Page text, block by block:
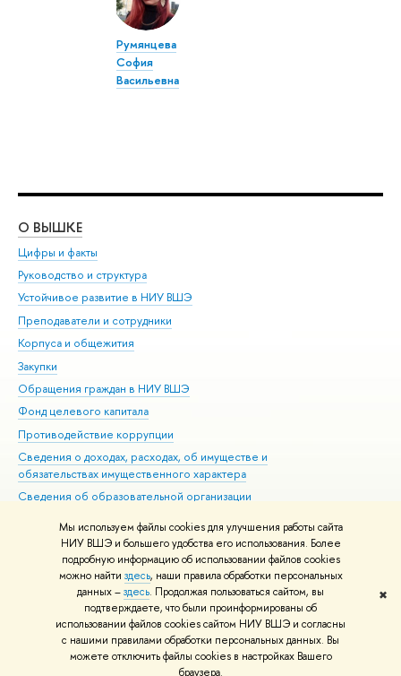
Мы используем файлы cookies для улучшения работы сайта
НИУ ВШЭ и большего удобства его использования. Более
подробную информацию об использовании файлов cookies
можно найти здесь, наши правила обработки персональных
данных –здесь. Продолжая пользоваться сайтом, вы
подтверждаете, что были проинформированы об
использовании файлов cookies сайтом НИУ ВШЭ и согласны
с нашими правилами обработки персональных данных. Вы
можете отключить файлы cookies в настройках Вашего
браузера.
✖
Румянцева
София
Васильевна
О ВЫШКЕ
Цифры и факты
Руководство и структура
Устойчивое развитие в НИУ ВШЭ
Преподаватели и сотрудники
Корпуса и общежития
Закупки
Обращения граждан в НИУ ВШЭ
Фонд целевого капитала
Противодействие коррупции
Сведения о доходах, расходах, об имуществе и
обязательствах имущественного характера
Сведения об образовательной организации
Людям с ограниченными возможностями здоровья
Единая платежная страница
Работа в Вышке
© НИУ ВШЭ 1993–2026 Адреса и контакты Условия использования
материалов Политика конфиденциальности Карта сайта
Шрифты HSE Sans и HSE Slab разработаны вШколе дизайна НИУ ВШЭ